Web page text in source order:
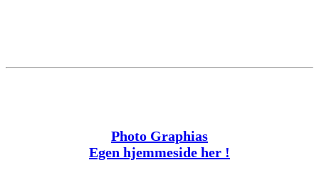
Photo Graphias
Egen hjemmeside her !